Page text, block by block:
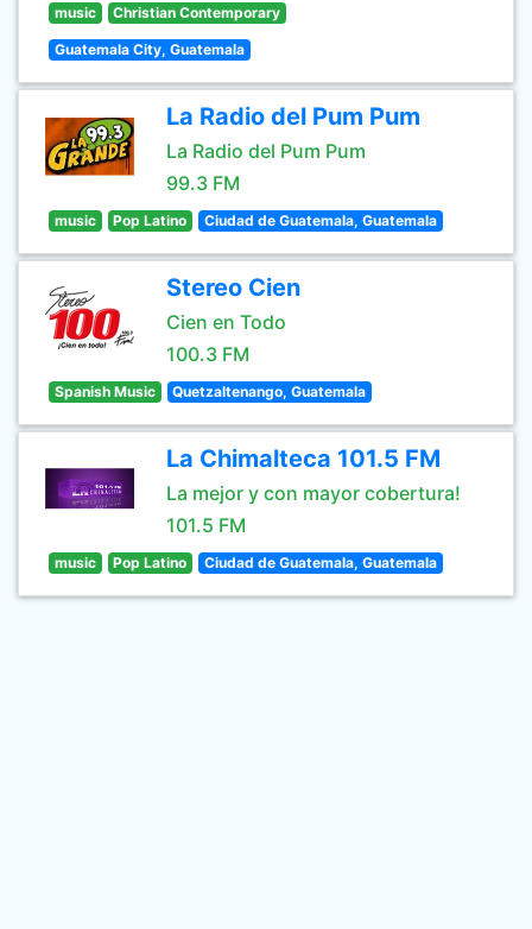
music Christian Contemporary
Guatemala City, Guatemala
La Radio del Pum Pum
La Radio del Pum Pum
99.3 FM
music Pop Latino Ciudad de Guatemala, Guatemala
Stereo Cien
Cien en Todo
100.3 FM
Spanish Music Quetzaltenango, Guatemala
La Chimalteca 101.5 FM
La mejor y con mayor cobertura!
101.5 FM
music Pop Latino Ciudad de Guatemala, Guatemala